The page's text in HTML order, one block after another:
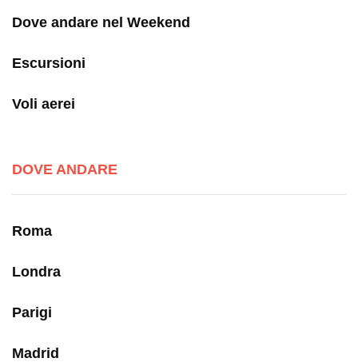
Dove andare nel Weekend
Escursioni
Voli aerei
DOVE ANDARE
Roma
Londra
Parigi
Madrid